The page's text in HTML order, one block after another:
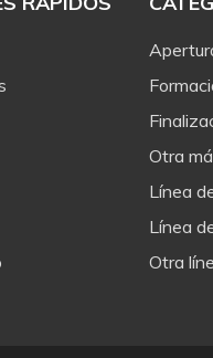
Otra
Línea
Línea
Otra